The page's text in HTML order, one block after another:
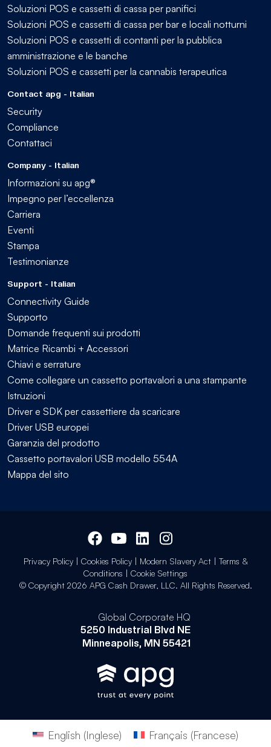
Soluzioni POS e cassetti di cassa per panifici
Soluzioni POS e cassetti di cassa per bar e locali notturni
Soluzioni POS e cassetti di contanti per la pubblica
amministrazione e le banche
Soluzioni POS e cassetti per la cannabis terapeutica
Contact apg - Italian
Security
Compliance
Contattaci
Company - Italian
Informazioni su apg®
Impegno per l’eccellenza
Carriera
Eventi
Stampa
Testimonianze
Support - Italian
Connectivity Guide
Supporto
Domande frequenti sui prodotti
Matrice Ricambi + Accessori
Chiavi e serrature
Come collegare un cassetto portavalori a una stampante
Istruzioni
Driver e SDK per cassettiere da scaricare
Driver USB europei
Garanzia del prodotto
Cassetto portavalori USB modello 554A
Mappa del sito
Privacy Policy| Cookies Policy| Modern Slavery Act| Terms &
Conditions | Cookie Settings
© Copyright 2026 APG Cash Drawer, LLC. All Rights Reserved.
Global Corporate HQ
5250 Industrial Blvd NE
Minneapolis, MN 55421
English (Inglese) Français (Francese)